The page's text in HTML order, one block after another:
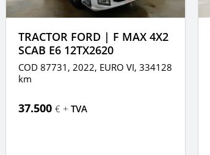
TRACTOR FORD | F MAX 4X2
SCAB E6 12TX2620
COD 87731, 2022, EURO VI, 334128
km
37.500 € + TVA